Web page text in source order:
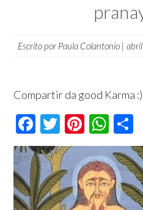
Escrito por Paula Colantonio
Compartir da good Karma :)
Facebook
Twitter